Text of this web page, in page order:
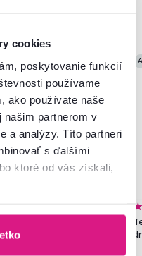
cookies
poskytovanie funkcií
používame
ako používate naše
našim partnerom v
a analýzy. Títo partneri
s ďalšími
ktoré od vás získali,
Akcia